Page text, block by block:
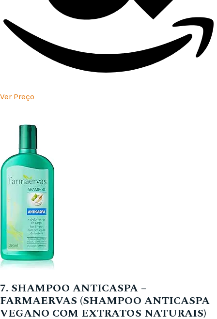
Ver Preço
7. SHAMPOO ANTICASPA –
FARMAERVAS (SHAMPOO ANTICASPA
VEGANO COM EXTRATOS NATURAIS)